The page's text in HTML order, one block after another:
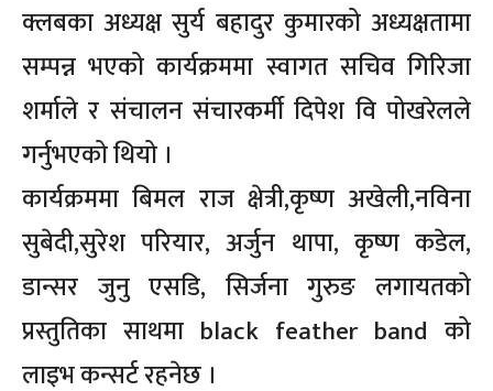
क्लबका अध्यक्ष सुर्य बहादुर कुमारको अध्यक्षतामा
सम्पन्न भएको कार्यक्रममा स्वागत सचिव गिरिजा
शर्माले र संचालन संचारकर्मी दिपेश वि पोखरेलले
गर्नुभएको थियो ।
कार्यक्रममा बिमल राज क्षेत्री,कृष्ण अखेली,नविना
सुबेदी,सुरेश परियार, अर्जुन थापा, कृष्ण कडेल,
डान्सर जुनु एसडि, सिर्जना गुरुङ लगायतको
प्रस्तुतिका साथमा black feather band को
लाइभ कन्सर्ट रहनेछ ।